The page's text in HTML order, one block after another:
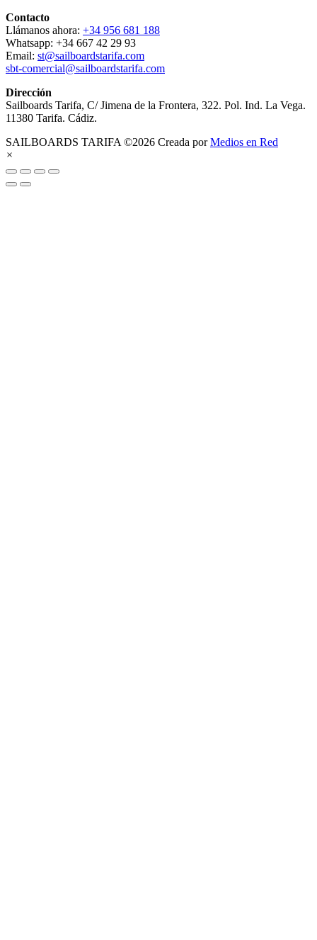
Contacto
Llámanos ahora: +34 956 681 188
Whatsapp: +34 667 42 29 93
Email: st@sailboardstarifa.com
sbt-comercial@sailboardstarifa.com
Dirección
Sailboards Tarifa, C/ Jimena de la Frontera, 322. Pol. Ind. La Vega.
11380 Tarifa. Cádiz.
SAILBOARDS TARIFA ©2026 Creada porMedios en Red
×